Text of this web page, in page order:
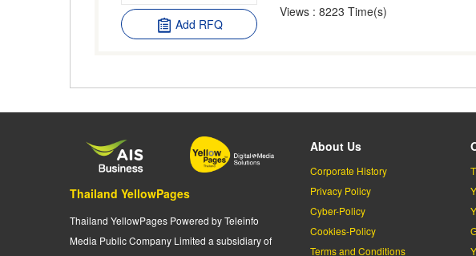
Add RFQ
Views : 8223 Time(s)
Thailand YellowPages
Thailand YellowPages Powered by Teleinfo
Media Public Company Limited a subsidiary of
About Us
Corporate History
Privacy Policy
Cyber-Policy
Cookies-Policy
Terms and Conditions